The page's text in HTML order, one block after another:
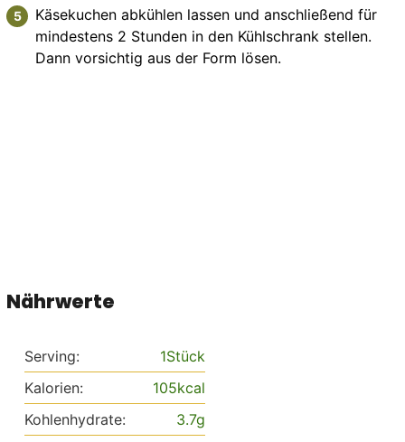
Käsekuchen abkühlen lassen und anschließend für
mindestens 2 Stunden in den Kühlschrank stellen.
Dann vorsichtig aus der Form lösen.
Nährwerte
Serving: 1Stück
Kalorien:
105kcal
Kohlenhydrate:
3.7g